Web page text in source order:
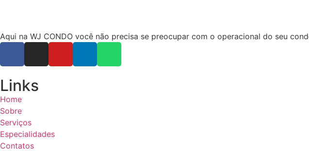
Aqui na WJ CONDO você não precisa se preocupar com o operacional do seu
Links
Home
Sobre
Serviços
Especialidades
Contatos